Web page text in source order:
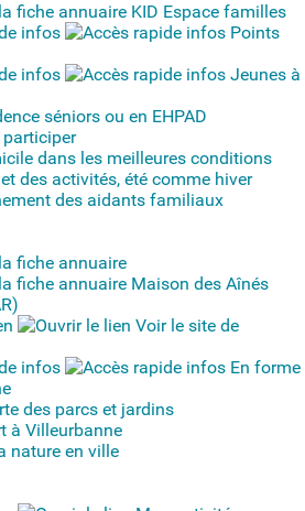
KID Espace familles
Points
Jeunes à
séniors ou en EHPAD
dans les meilleures conditions
des activités, été comme hiver
des aidants familiaux
Maison des Aînés
Voir le site de
En forme
des parcs et jardins
à Villeurbanne
nature en ville